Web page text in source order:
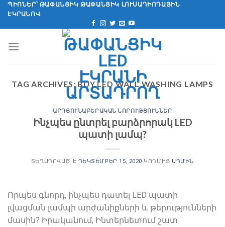
Անցնել
բովանդակությանը
ՊԻՈՆԵՐ՝ ԹԱՓԱՆՑԻԿ ԹԱՓԱՆՑԻԿ ԼՈՒՍԱԴԻՈԴԱՅԻՆ
ԷԿՐԱՆՈՎ
TAG ARCHIVES:BUY LED WALL WASHING LAMPS
ԱՐԴՅՈՒՆԱԲԵՐԱԿԱՆ ՆՈՐՈՒԹՅՈՒՆՆԵՐ
Ինչպես ընտրել բարձրորակ LED
պատի լամպ?
ՏԵՂԱԴՐՎԱԾ Է ԴԵԿՏԵՄԲԵՐ 15, 2020 ԿՈՂՄԻՑ ԱԴՄԻՆ
Որպես գնորդ, ինչպես դատել LED պատի
լվացման լամպի արժանիքների և թերությունների
մասին? Իրականում, Ինտերնետում շատ